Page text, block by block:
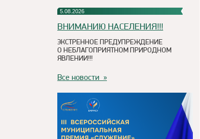
5.08.2026
ВНИМАНИЮ НАСЕЛЕНИЯ!!!
ЭКСТРЕННОЕ ПРЕДУПРЕЖДЕНИЕ
О НЕБЛАГОПРИЯТНОМ ПРИРОДНОМ
ЯВЛЕНИИ!!!
Все новости »